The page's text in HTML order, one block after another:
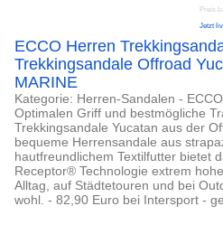
Preis
Jetzt
ECCO Herren
Trekkingsandale Offroad
MARINE
Kategorie: Herren-Sandalen -
Optimalen Griff und bestmögliche
Trekkingsandale Yucatan aus der
bequeme Herrensandale aus
hautfreundlichem Textilfutter bietet
Receptor® Technologie extrem
Alltag, auf Städtetouren und bei
wohl. - 82,90 Euro bei Intersport -